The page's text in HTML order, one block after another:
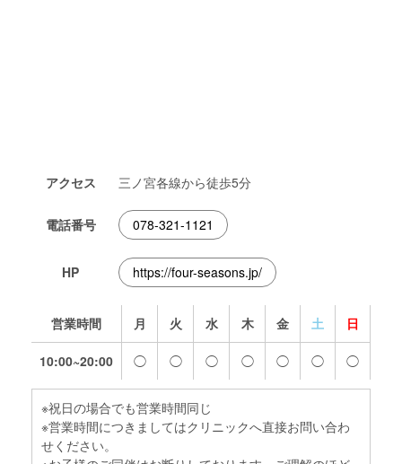
アクセス 三ノ宮各線から徒歩5分
電話番号 078-321-1121
HP https://four-seasons.jp/
営業時間 月 火 水 木 金 土 日
10:00~20:00 ◯ ◯ ◯ ◯ ◯ ◯ ◯
※祝日の場合でも営業時間同じ
※営業時間につきましてはクリニックへ直接お問い合わ
せください。